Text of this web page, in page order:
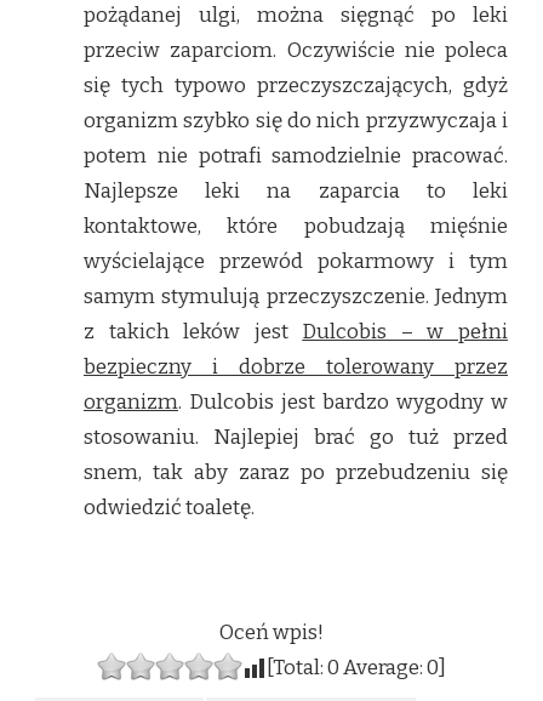
pożądanej ulgi, można sięgnąć po leki
przeciw zaparciom. Oczywiście nie poleca
się tych typowo przeczyszczających, gdyż
organizm szybko się do nich przyzwyczaja i
potem nie potrafi samodzielnie pracować.
Najlepsze leki na zaparcia to leki
kontaktowe, które pobudzają mięśnie
wyścielające przewód pokarmowy i tym
samym stymulują przeczyszczenie. Jednym
z takich leków jest Dulcobis – w pełni
bezpieczny i dobrze tolerowany przez
organizm. Dulcobis jest bardzo wygodny w
stosowaniu. Najlepiej brać go tuż przed
snem, tak aby zaraz po przebudzeniu się
odwiedzić toaletę.
Oceń wpis!
[Total:0Average:0